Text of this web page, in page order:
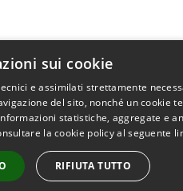
sui cookie
e assimilati strettamente
del sito, nonché un cookie
statistiche, aggregate e
la cookie policy al seguente
RIFIUTA TUTTO